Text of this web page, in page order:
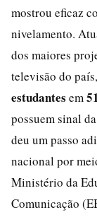
mostrou eficaz
nivelamento.
dos maiores
televisão do
estudantes em
possuem sinal
deu um passo
nacional por
Ministério da
Comunicação